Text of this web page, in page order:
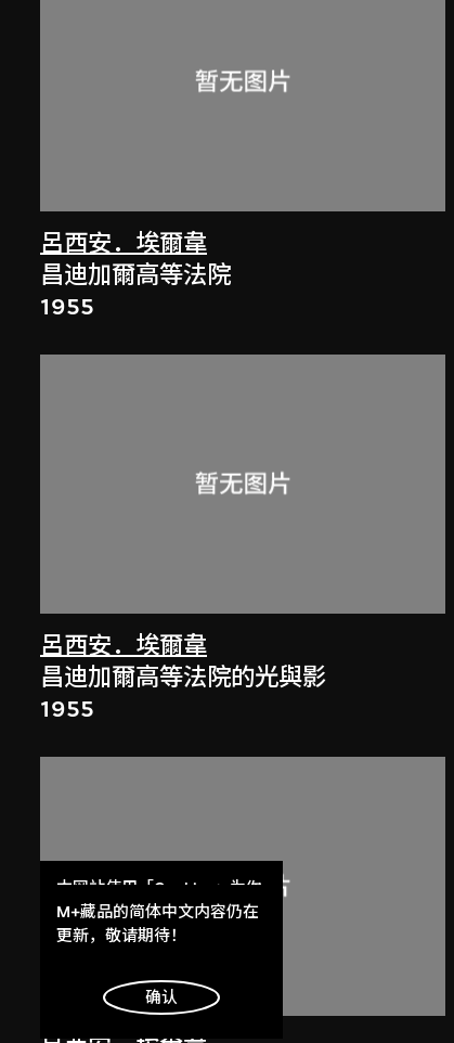
呂西安．埃爾韋
昌迪加爾高等法院
1955
呂西安．埃爾韋
昌迪加爾高等法院的光與影
1955
本网站使用「Cookies」为你
提供最好的网站体验。
了解更多
明白
M+藏品的简体中文内容仍在
更新，敬请期待！
确认